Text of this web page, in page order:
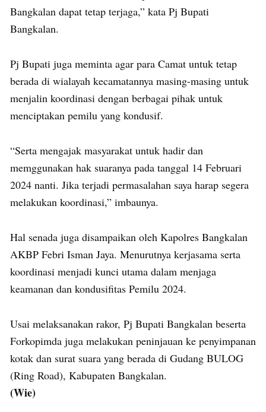
Bangkalan dapat tetap terjaga,” kata Pj Bupati
Bangkalan.
Pj Bupati juga meminta agar para Camat untuk tetap
berada di wialayah kecamatannya masing-masing untuk
menjalin koordinasi dengan berbagai pihak untuk
menciptakan pemilu yang kondusif.
“Serta mengajak masyarakat untuk hadir dan
memggunakan hak suaranya pada tanggal 14 Februari
2024 nanti. Jika terjadi permasalahan saya harap segera
melakukan koordinasi,” imbaunya.
Hal senada juga disampaikan oleh Kapolres Bangkalan
AKBP Febri Isman Jaya. Menurutnya kerjasama serta
koordinasi menjadi kunci utama dalam menjaga
keamanan dan kondusifitas Pemilu 2024.
Usai melaksanakan rakor, Pj Bupati Bangkalan beserta
Forkopimda juga melakukan peninjauan ke penyimpanan
kotak dan surat suara yang berada di Gudang BULOG
(Ring Road), Kabupaten Bangkalan.
(Wie)